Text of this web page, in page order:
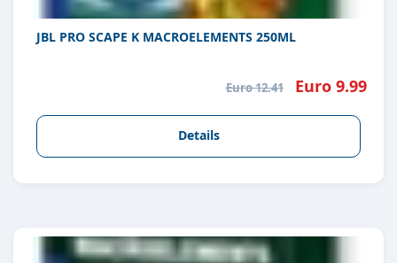
JBL PRO SCAPE K MACROELEMENTS 250ML
Euro 12.41 Euro 9.99
Details